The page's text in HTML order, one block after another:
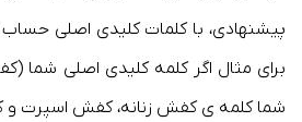
پیشنهادی، با کلمات کلیدی اصلی
برای مثال اگر کلمه کلیدی اصلی شما
شما کلمه یکفش زنانه،کفش اسپرت و